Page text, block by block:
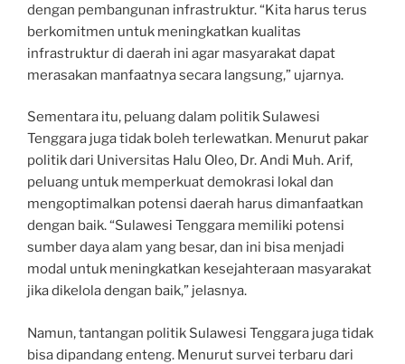
dengan pembangunan infrastruktur. “Kita harus terus
berkomitmen untuk meningkatkan kualitas
infrastruktur di daerah ini agar masyarakat dapat
merasakan manfaatnya secara langsung,” ujarnya.
Sementara itu, peluang dalam politik Sulawesi
Tenggara juga tidak boleh terlewatkan. Menurut pakar
politik dari Universitas Halu Oleo, Dr. Andi Muh. Arif,
peluang untuk memperkuat demokrasi lokal dan
mengoptimalkan potensi daerah harus dimanfaatkan
dengan baik. “Sulawesi Tenggara memiliki potensi
sumber daya alam yang besar, dan ini bisa menjadi
modal untuk meningkatkan kesejahteraan masyarakat
jika dikelola dengan baik,” jelasnya.
Namun, tantangan politik Sulawesi Tenggara juga tidak
bisa dipandang enteng. Menurut survei terbaru dari